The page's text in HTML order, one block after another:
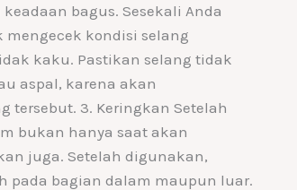
bagus. Sesekali Anda
kondisi selang
kaku. Pastikan selang tidak
aspal, karena akan
tersebut. 3. Keringkan Setelah
bukan hanya saat akan
juga. Setelah digunakan,
pada bagian dalam maupun luar.